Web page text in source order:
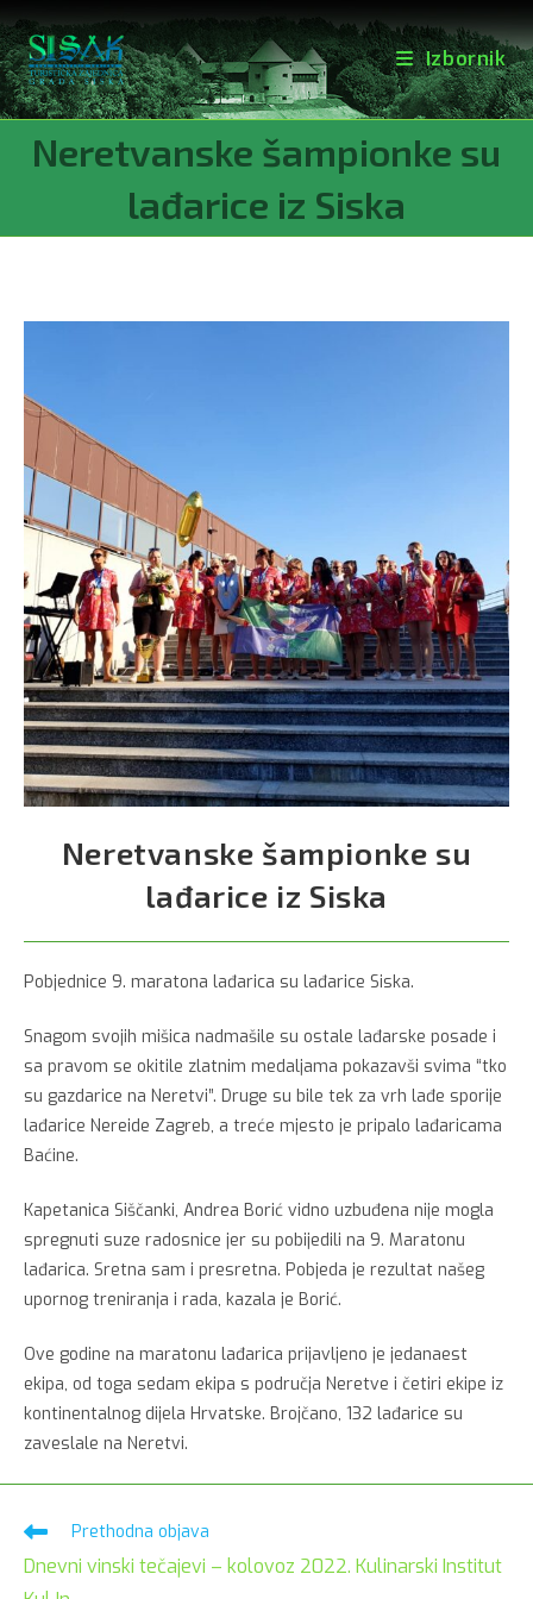
Izbornik
Neretvanske šampionke su
lađarice iz Siska
Neretvanske šampionke su
lađarice iz Siska
Pobjednice 9. maratona lađarica su lađarice Siska.
Snagom svojih mišica nadmašile su ostale lađarske posade i
sa pravom se okitile zlatnim medaljama pokazavši svima “tko
su gazdarice na Neretvi”. Druge su bile tek za vrh lađe sporije
lađarice Nereide Zagreb, a treće mjesto je pripalo lađaricama
Baćine.
Kapetanica Siščanki, Andrea Borić vidno uzbuđena nije mogla
spregnuti suze radosnice jer su pobijedili na 9. Maratonu
lađarica. Sretna sam i presretna. Pobjeda je rezultat našeg
upornog treniranja i rada, kazala je Borić.
Ove godine na maratonu lađarica prijavljeno je jedanaest
ekipa, od toga sedam ekipa s područja Neretve i četiri ekipe iz
kontinentalnog dijela Hrvatske. Brojčano, 132 lađarice su
zaveslale na Neretvi.
Pročitaj
članaka
Prethodna objava
Dnevni vinski tečajevi – kolovoz 2022. Kulinarski Institut